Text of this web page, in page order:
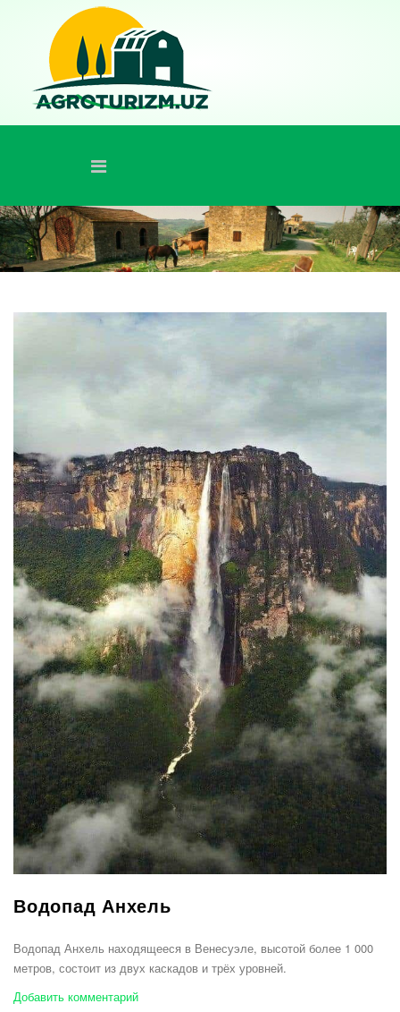
Водопад Анхель
Водопад Анхель находящееся в Венесуэле, высотой более 1 000
метров, состоит из двух каскадов и трёх уровней.
Добавить комментарий